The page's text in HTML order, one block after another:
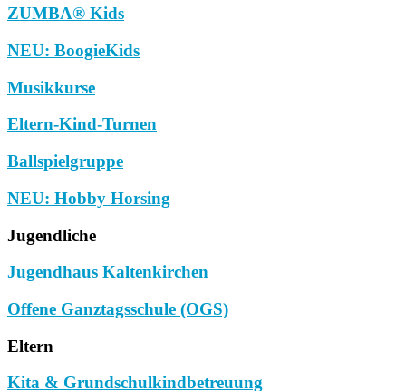
ZUMBA® Kids
NEU: BoogieKids
Musikkurse
Eltern-Kind-Turnen
Ballspielgruppe
NEU: Hobby Horsing
Jugendliche
Jugendhaus Kaltenkirchen
Offene Ganztagsschule (OGS)
Eltern
Kita & Grundschulkindbetreuung